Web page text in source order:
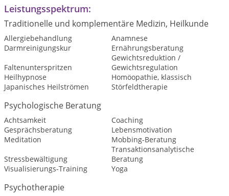
Leistungsspektrum:
Traditionelle und komplementäre Medizin, Heilkunde
Allergiebehandlung
Anamnese
Darmreinigungskur
Ernährungsberatung
Faltenunterspritzen
Gewichtsreduktion /
Gewichtsregulation
Heilhypnose
Homöopathie, klassisch
Japanisches Heilströmen
Störfeldtherapie
Psychologische Beratung
Achtsamkeit
Coaching
Gesprächsberatung
Lebensmotivation
Meditation
Mobbing-Beratung
Stressbewältigung
Transaktionsanalytische
Beratung
Visualisierungs-Training
Yoga
Psychotherapie